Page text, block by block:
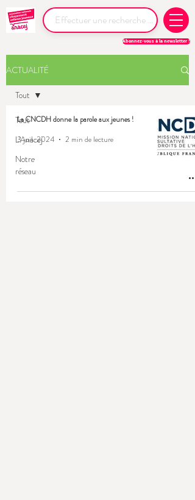
Abonnez-vous à la newsletter !
ACTUALITÉ
Tout
L'Anacej
Notre
réseau
Tout
La CNCDH donne la parole aux jeunes !
3 juil. 2024
2 min de lecture